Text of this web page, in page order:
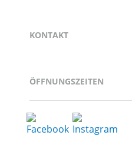
KONTAKT
ÖFFNUNGSZEITEN